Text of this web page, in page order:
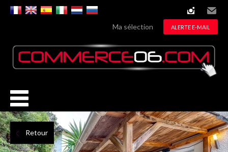
instagram
Email
Ma sélection ALERTE E-MAIL
Retour